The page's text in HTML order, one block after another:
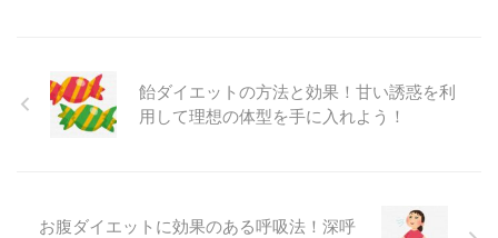
飴ダイエットの方法と効果！甘い誘惑を利
用して理想の体型を手に入れよう！
お腹ダイエットに効果のある呼吸法！深呼